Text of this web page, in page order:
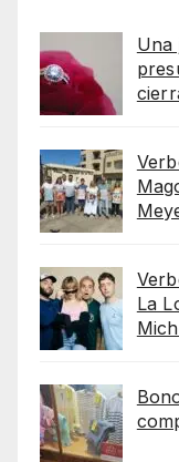
Una
La